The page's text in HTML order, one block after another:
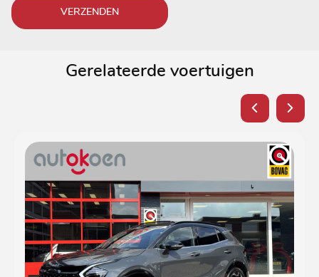
VERZENDEN
Gerelateerde voertuigen